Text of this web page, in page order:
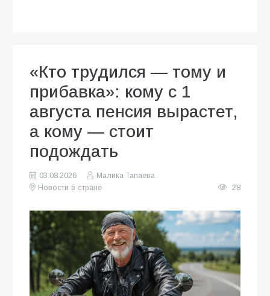
«Кто трудился — тому и
прибавка»: кому с 1
августа пенсия вырастет,
а кому — стоит
подождать
03.08.2026
Малика Тапаева
Новости в стране
28